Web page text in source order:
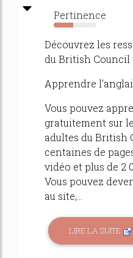
Pertinence
45%
Découvrez les
du British Council
Apprendre
Vous pouvez
gratuitement sur
adultes du British
centaines de
vidéo et plus de 2
Vous pouvez
au site,...
LIRE LA SUITE